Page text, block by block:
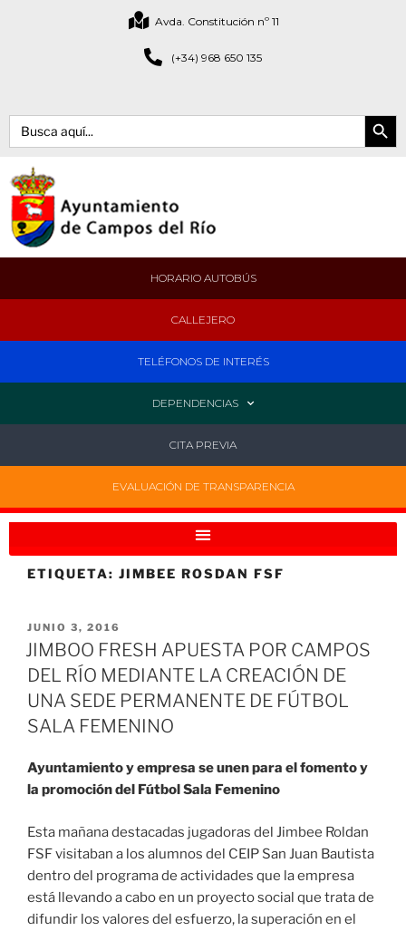
Avda. Constitución nº 11
(+34) 968 650 135
Buscar: Botón de
HORARIO AUTOBÚS
CALLEJERO
TELÉFONOS DE INTERÉS
DEPENDENCIAS
CITA PREVIA
EVALUACIÓN DE TRANSPARENCIA
ETIQUETA: JIMBEE ROSDAN FSF
JUNIO 3, 2016
JIMBOO FRESH APUESTA POR CAMPOS
DEL RÍO MEDIANTE LA CREACIÓN DE
UNA SEDE PERMANENTE DE FÚTBOL
SALA FEMENINO
Ayuntamiento y empresa se unen para el fomento y
la promoción del Fútbol Sala Femenino
Esta mañana destacadas jugadoras del Jimbee Roldan
FSF visitaban a los alumnos del CEIP San Juan Bautista
dentro del programa de actividades que la empresa
está llevando a cabo en un proyecto social que trata de
difundir los valores del esfuerzo, la superación en el